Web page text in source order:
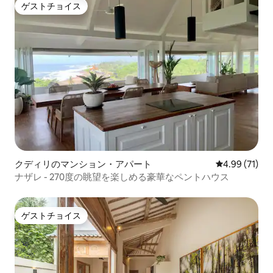
ゲストチョイス
ゲストチョイス
クディリのマンション・アパート レビュー71
4.99 (71)
ナザレ - 270度の眺望を楽しめる豪華なペントハウス
ゲストチョイス
ゲストチョイス